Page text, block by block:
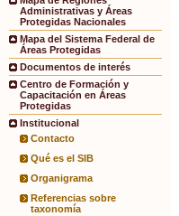
Administrativas y Áreas
Protegidas Nacionales
Mapa del Sistema Federal de
Áreas Protegidas
Documentos de interés
Centro de Formación y
Capacitación en Áreas
Protegidas
Institucional
Contacto
Qué es el SIB
Organigrama
Referencias sobre
taxonomía